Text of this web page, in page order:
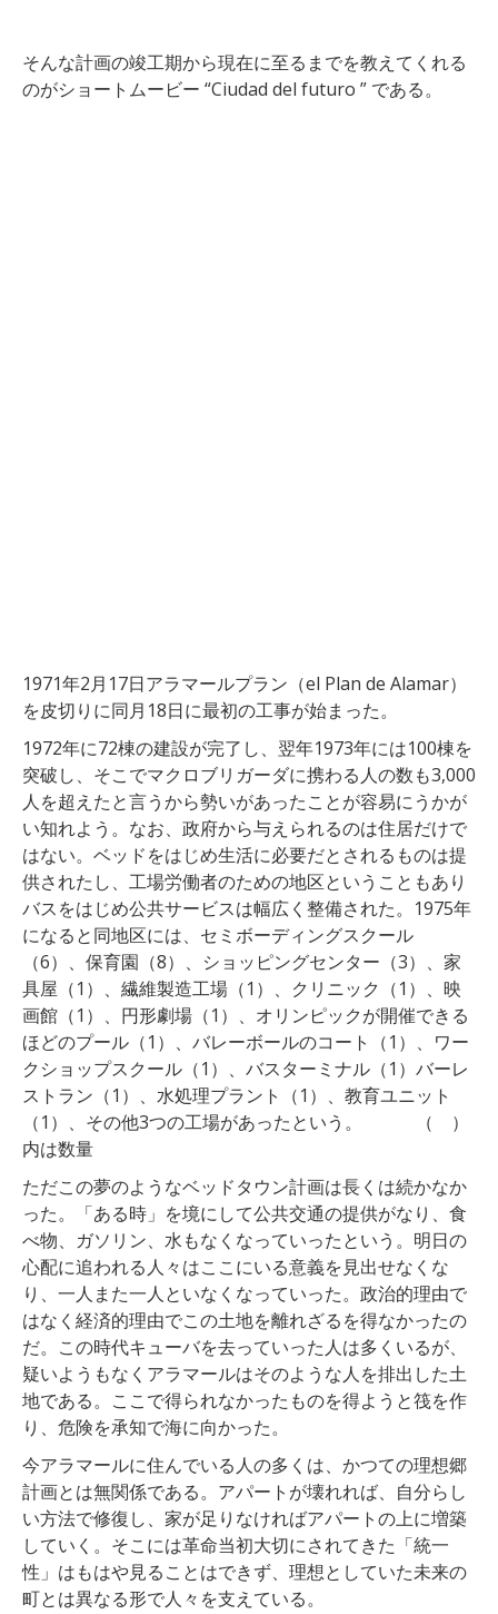
そんな計画の竣工期から現在に至るまでを教えてくれる
のがショートムービー “Ciudad del futuro ” である。
1971年2月17日アラマールプラン（el Plan de Alamar）
を皮切りに同月18日に最初の工事が始まった。
1972年に72棟の建設が完了し、翌年1973年には100棟を
突破し、そこでマクロブリガーダに携わる人の数も3,000
人を超えたと言うから勢いがあったことが容易にうかが
い知れよう。なお、政府から与えられるのは住居だけで
はない。ベッドをはじめ生活に必要だとされるものは提
供されたし、工場労働者のための地区ということもあり
バスをはじめ公共サービスは幅広く整備された。1975年
になると同地区には、セミボーディングスクール
（6）、保育園（8）、ショッピングセンター（3）、家
具屋（1）、繊維製造工場（1）、クリニック（1）、映
画館（1）、円形劇場（1）、オリンピックが開催できる
ほどのプール（1）、バレーボールのコート（1）、ワー
クショップスクール（1）、バスターミナル（1）バーレ
ストラン（1）、水処理プラント（1）、教育ユニット
（1）、その他3つの工場があったという。 （ ）
内は数量
ただこの夢のようなベッドタウン計画は長くは続かなか
った。「ある時」を境にして公共交通の提供がなり、食
べ物、ガソリン、水もなくなっていったという。明日の
心配に追われる人々はここにいる意義を見出せなくな
り、一人また一人といなくなっていった。政治的理由で
はなく経済的理由でこの土地を離れざるを得なかったの
だ。この時代キューバを去っていった人は多くいるが、
疑いようもなくアラマールはそのような人を排出した土
地である。ここで得られなかったものを得ようと筏を作
り、危険を承知で海に向かった。
今アラマールに住んでいる人の多くは、かつての理想郷
計画とは無関係である。アパートが壊れれば、自分らし
い方法で修復し、家が足りなければアパートの上に増築
していく。そこには革命当初大切にされてきた「統一
性」はもはや見ることはできず、理想としていた未来の
町とは異なる形で人々を支えている。